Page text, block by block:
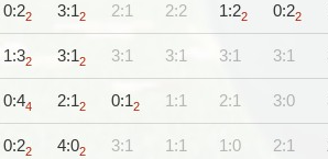
0:22 3:12 2:1 2:2 1:22 0:22
1:32 3:12 3:1 3:1 3:1 3:1
0:44 2:12 0:12 1:1 2:1 3:0
0:22 4:02 3:1 1:1 1:0 2:1